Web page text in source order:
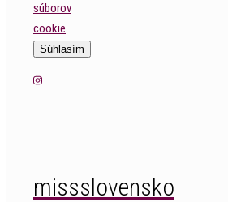
súborov
cookie
Súhlasím
missslovensko